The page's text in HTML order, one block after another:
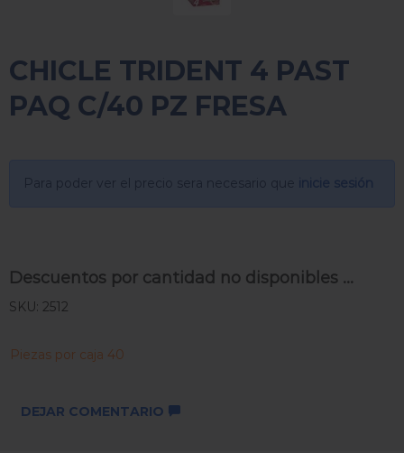
CHICLE TRIDENT 4 PAST
PAQ C/40 PZ FRESA
Para poder ver el precio sera necesario que
Descuentos por cantidad no disponibles ...
SKU: 2512
Piezas por caja 40
DEJAR COMENTARIO